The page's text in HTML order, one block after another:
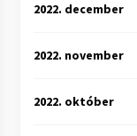
2022. december
2022. november
2022. október